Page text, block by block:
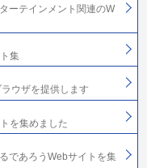
ーテインメント関連のW
集
ウザを提供します
を集めました
であろうWebサイトを集